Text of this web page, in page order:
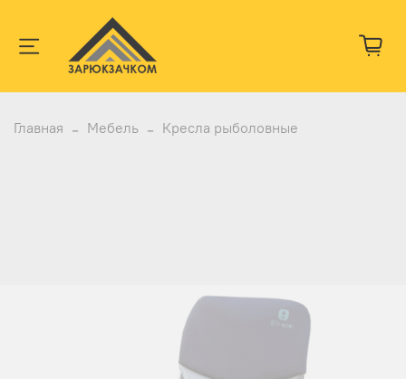
Главная Мебель Кресла рыболовные